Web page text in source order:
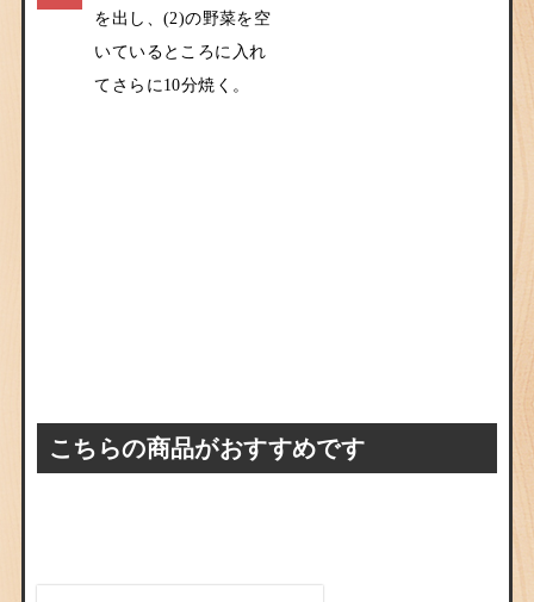
を出し、(2)の野菜を空
いているところに入れ
てさらに10分焼く。
こちらの商品がおすすめです